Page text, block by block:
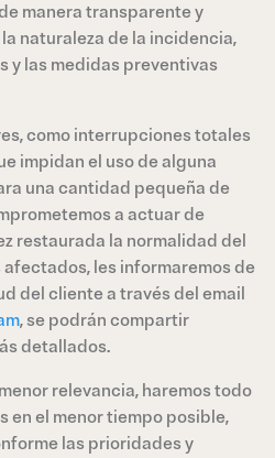
manera transparente y
naturaleza de la incidencia,
y las medidas preventivas
como interrupciones totales
impidan el uso de alguna
una cantidad pequeña de
a actuar de
restaurada la normalidad del
les informaremos de
del cliente a través del email
, se podrán compartir
detallados.
relevancia, haremos todo
en el menor tiempo posible,
las prioridades y